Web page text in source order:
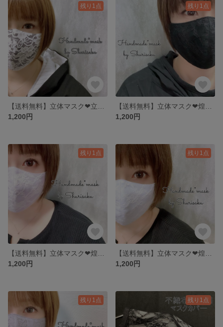
残り1点
1,200円
残り1点
1,200円
残り1点
1,200円
残り1点
1,200円
残り1点 残り1点